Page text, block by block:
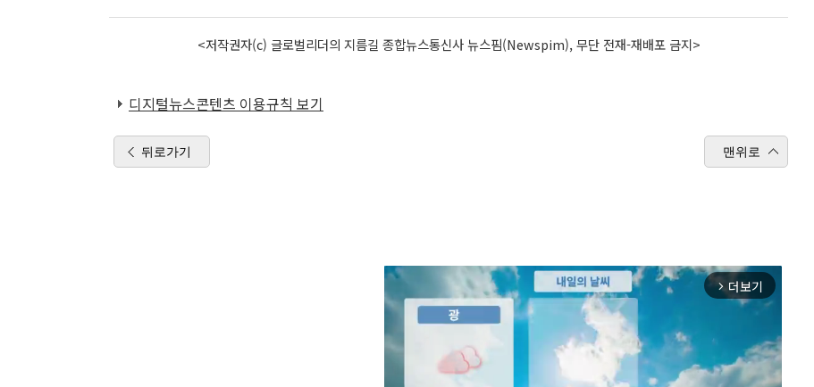
<저작권자(c) 글로벌리더의 지름길 종합뉴스통신사 뉴스핌(Newspim), 무단 전재-재배포 금지>
디지털뉴스콘텐츠 이용규칙 보기
뒤로가기 맨위로
arrow_forward_ios 더보기